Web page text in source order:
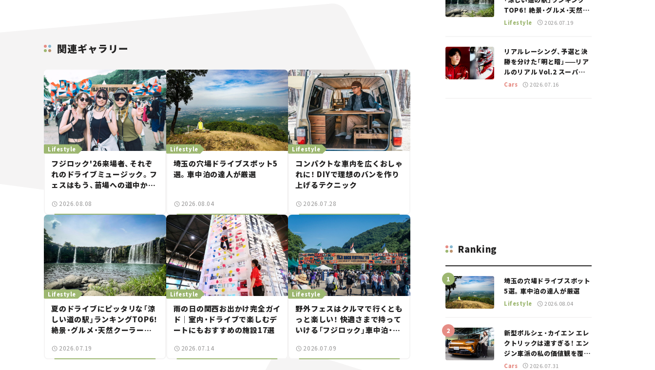
関連ギャラリー
Lifestyle
フジロック'26来場者、それぞ
れのドライブミュージック。フ
ェスはもう、苗場への道中から
2026.08.08
Lifestyle
埼玉の穴場ドライブスポット5
選。車中泊の達人が厳選
2026.08.04
Lifestyle
コンパクトな車内を広くおしゃ
れに！ DIYで理想のバンを作り
上げるテクニック
2026.07.28
Lifestyle
夏のドライブにピッタリな「涼
しい道の駅」ランキングTOP6！
絶景・グルメ・天然クーラーな
を紹介【道の駅マニアの推し駅
ガイド】vol.15
2026.07.19
Lifestyle
雨の日の関西お出かけ完全ガイ
ド｜室内・ドライブで楽しむデ
ートにもおすすめの施設17選
2026.07.14
Lifestyle
野外フェスはクルマで行くとも
っと楽しい！ 快適さまで持って
いける「フジロック」車中泊・ド
2026.07.09
TOP6！ 絶景・グルメ・天然ク
ーラーなど、避暑におすすめ
Lifestyle 2026.07.19
リアルレーシング、予選と決
勝を分けた「明と暗」——リア
ルのリアル Vol.2 スーパー
GT 2026開幕戦 岡山国際サ
Cars 2026.07.16
Ranking
埼玉の穴場ドライブスポット
5選。車中泊の達人が厳選
Lifestyle 2026.08.04
新型ポルシェ・カイエン エレ
クトリックは速すぎる！ エン
ジン車派の私の価値観を覆し
た、新しいポルシェの走り。
Cars 2026.07.31